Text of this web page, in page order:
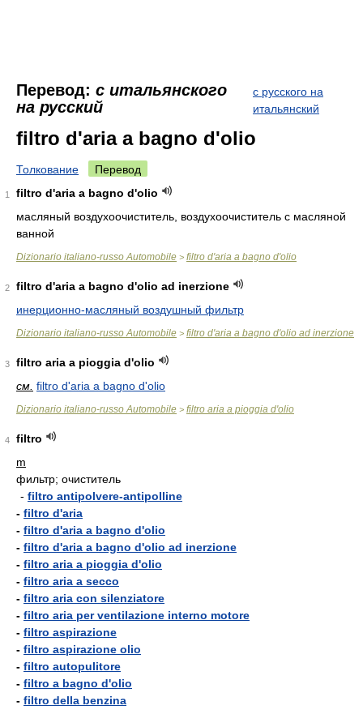
Перевод: с итальянского
на русский
с русского на
итальянский
filtro d'aria a bagno d'olio
Толкование Перевод
1
filtro d'aria a bagno d'olio
масляный воздухоочиститель, воздухоочиститель с масляной
ванной
Dizionario italiano-russo Automobile > filtro d'aria a bagno d'olio
2
filtro d'aria a bagno d'olio ad inerzione
инерционно-масляный воздушный фильтр
Dizionario italiano-russo Automobile > filtro d'aria a bagno d'olio ad inerzione
3
filtro aria a pioggia d'olio
см. filtro d'aria a bagno d'olio
Dizionario italiano-russo Automobile > filtro aria a pioggia d'olio
4
filtro
m
фильтр; очиститель
- filtro antipolvere-antipolline
- filtro d'aria
- filtro d'aria a bagno d'olio
- filtro d'aria a bagno d'olio ad inerzione
- filtro aria a pioggia d'olio
- filtro aria a secco
- filtro aria con silenziatore
- filtro aria per ventilazione interno motore
- filtro aspirazione
- filtro aspirazione olio
- filtro autopulitore
- filtro a bagno d'olio
- filtro della benzina